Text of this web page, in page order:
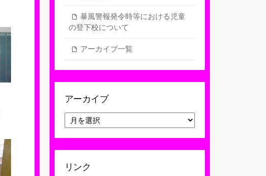
暴風警報発令時等における児童
の登下校について
アーカイブ一覧
アーカイブ
ー
カ
イ
リンク